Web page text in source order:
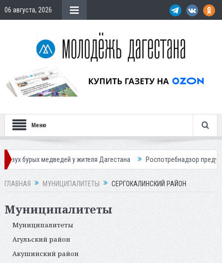
06 августа, 2026
Меню
медведей у жителя Дагестана Роспотребнадзор предупредил
ГЛАВНАЯ МУНИЦИПАЛИТЕТЫ СЕРГОКАЛИНСКИЙ РАЙОН
Муниципалитеты
Муниципалитеты
Агульский район
Акушинский район